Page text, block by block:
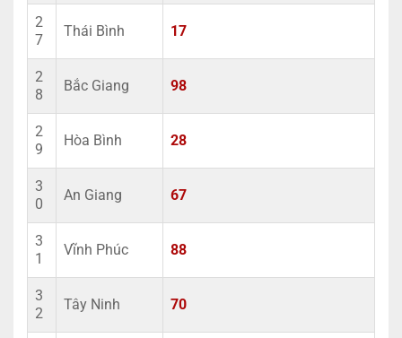
2
7
Thái Bình 17
2
8
Bắc Giang 98
2
9
Hòa Bình 28
3
0
An Giang 67
3
1
Vĩnh Phúc 88
3
2
Tây Ninh 70